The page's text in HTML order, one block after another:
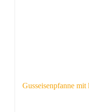
Gusseisenpfanne